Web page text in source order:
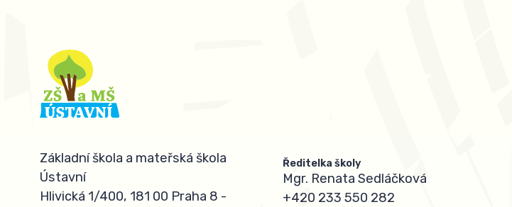
Základní škola a mateřská škola
Ústavní
Hlivická 1/400, 181 00 Praha 8 -
Ředitelka školy
Mgr. Renata Sedláčková
+420 233 550 282